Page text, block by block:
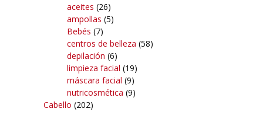
aceites (26)
ampollas (5)
Bebés (7)
centros de belleza (58)
depilación (6)
limpieza facial (19)
máscara facial (9)
nutricosmética (9)
Cabello (202)